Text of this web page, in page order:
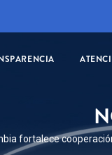
fortalece